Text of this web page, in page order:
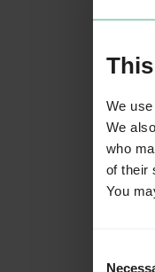
We
We
who
of their
You